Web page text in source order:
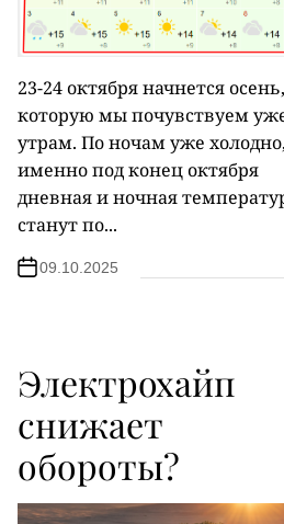
23-24 октября начнется осень,
которую мы почувствуем
утрам. По ночам уже
именно под конец октября
дневная и ночная
станут по...
09.10.2025
Электрохайп
снижает
обороты?